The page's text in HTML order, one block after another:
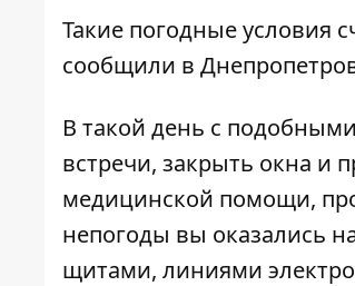
Такие погодные условия
сообщили в
В такой день с
встречи, закрыть окна и
медицинской помощи,
непогоды вы оказались
щитами, линиями